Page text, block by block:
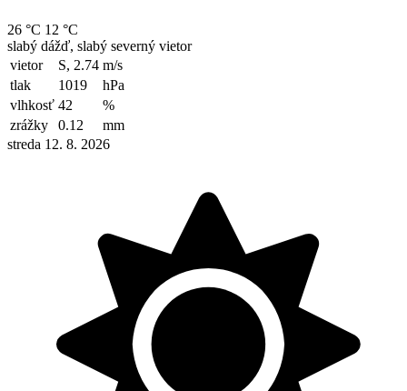
26 °C 12 °C
slabý dážď, slabý severný vietor
vietor
S, 2.74 m/s
tlak
1019
hPa
vlhkosť 42
%
zrážky
0.12
mm
streda 12. 8. 2026